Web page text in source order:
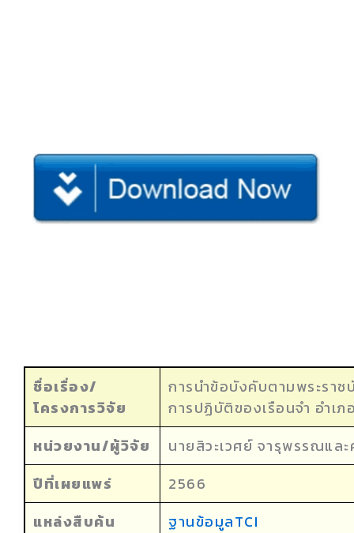
ชื่อเรื่อง/
โครงการวิจัย
การนำข้อบังคับตามพระร
การปฏิบัติของเรือนจำ อำเ
หน่วยงาน/ผู้วิจัย
นายสิวะเวศย์ จารุพรรณแล
ปีที่เผยแพร่
2566
แหล่งสืบค้น
ฐานข้อมูลTCI